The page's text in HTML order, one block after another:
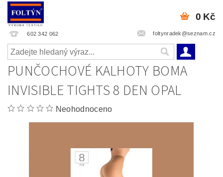
602 342 062 foltynradek@seznam.cz
0 Kč
PUNČOCHOVÉ KALHOTY BOMA
INVISIBLE TIGHTS 8 DEN OPAL
Neohodnoceno